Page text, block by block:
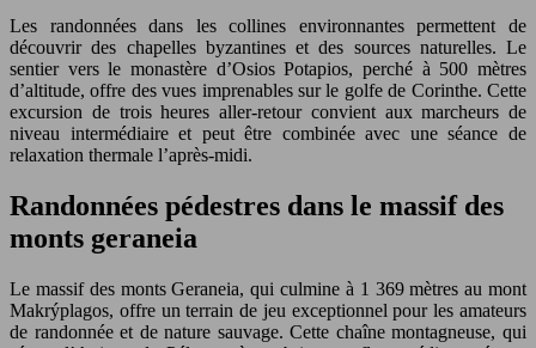
Les randonnées dans les collines environnantes permettent de
découvrir des chapelles byzantines et des sources naturelles. Le
sentier vers le monastère d’Osios Potapios, perché à 500 mètres
d’altitude, offre des vues imprenables sur le golfe de Corinthe. Cette
excursion de trois heures aller-retour convient aux marcheurs de
niveau intermédiaire et peut être combinée avec une séance de
relaxation thermale l’après-midi.
Randonnées pédestres dans le massif des
monts geraneia
Le massif des monts Geraneia, qui culmine à 1 369 mètres au mont
Makrýplagos, offre un terrain de jeu exceptionnel pour les amateurs
de randonnée et de nature sauvage. Cette chaîne montagneuse, qui